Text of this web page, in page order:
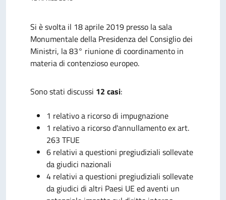
Si è svolta il 18 aprile 2019 presso la sala
Monumentale della Presidenza del Consiglio dei
Ministri, la 83° riunione di coordinamento in
materia di contenzioso europeo.
Sono stati discussi 12 casi:
1 relativo a ricorso di impugnazione
1 relativo a ricorso d'annullamento ex art.
263 TFUE
6 relativi a questioni pregiudiziali sollevate
da giudici nazionali
4 relativi a questioni pregiudiziali sollevate
da giudici di altri Paesi UE ed aventi un